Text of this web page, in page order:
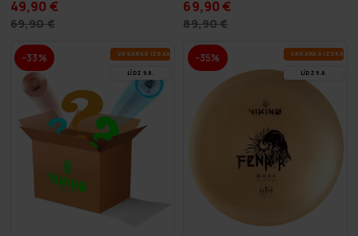
49,90 €
69,90 €
69,90 €
89,90 €
-33% VA­SA­RAS IZ­SKA­ŅA
LĪDZ 9.8.
-35% VA­SA­RAS IZ­SKA­ŅA
LĪDZ 9.8.